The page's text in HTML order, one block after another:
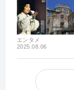
エンタメ
2025.08.06